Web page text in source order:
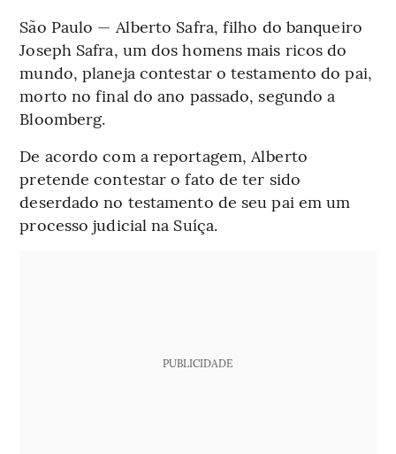
São Paulo — Alberto Safra, filho do banqueiro
Joseph Safra, um dos homens mais ricos do
mundo, planeja contestar o testamento do pai,
morto no final do ano passado, segundo a
Bloomberg.
De acordo com a reportagem, Alberto
pretende contestar o fato de ter sido
deserdado no testamento de seu pai em um
processo judicial na Suíça.
PUBLICIDADE